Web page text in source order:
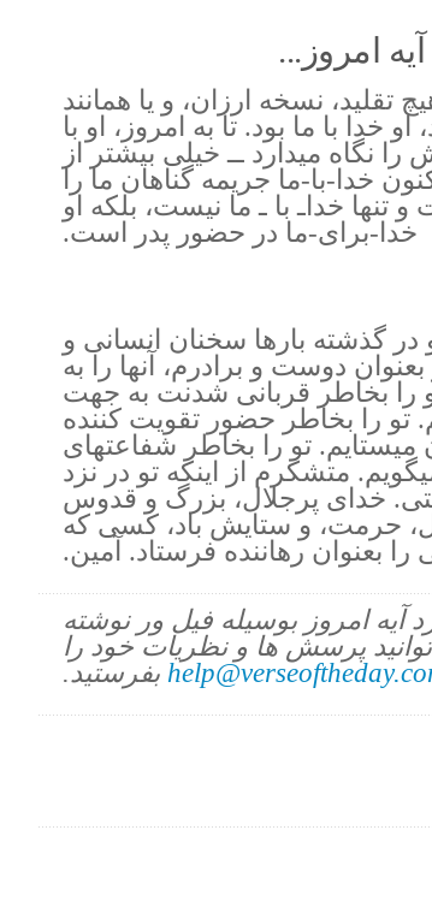
امروز...
تقلید، نسخه ارزان، و یا همانند
خدا با ما بود. تا به امروز، او با
نگاه میدارد ــ خیلی بیشتر از
خدا-با-ما جریمه گناهان ما را
خداـ با ـ ما نیست، بلکه او
خدا-برای-ما در حضور پدر است.
در گذشته بارها سخنان انسانی و
دوست و برادرم، آنها را به
را بخاطر قربانی شدنت به جهت
تو را بخاطر حضور تقویت کننده
میستایم. تو را بخاطر شفاعتهای
متشکرم از اینکه تو در نزد
خدای پرجلال، بزرگ و قدوس
حرمت، و ستایش باد، کسی که
بعنوان رهاننده فرستاد. آمین.
آیه امروز بوسیله فیل ور نوشته
پرسش ها و نظریات خود را
بفرستید.